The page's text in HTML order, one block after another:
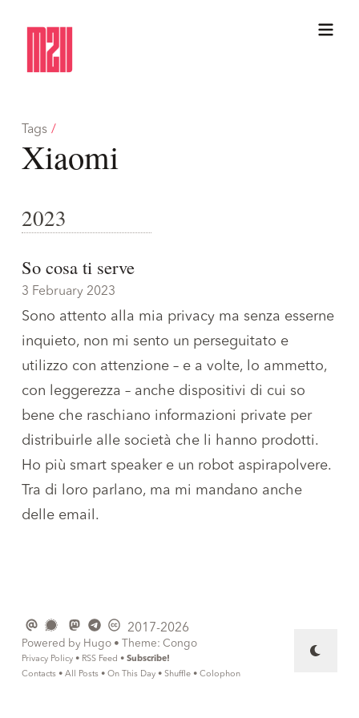
Tags /
Xiaomi
2023
So cosa ti serve
3 February 2023
Sono attento alla mia privacy ma senza esserne
inquieto, non mi sento un perseguitato e
utilizzo con attenzione – e a volte, lo ammetto,
con leggerezza – anche dispositivi di cui so
bene che raschiano informazioni private per
distribuirle alle società che li hanno prodotti.
Ho più smart speaker e un robot aspirapolvere.
Tra di loro parlano, ma mi mandano anche
delle email.
2017-2026
Powered by Hugo • Theme: Congo
Privacy Policy • RSS Feed • Subscribe!
Contacts • All Posts • On This Day • Shuffle • Colophon